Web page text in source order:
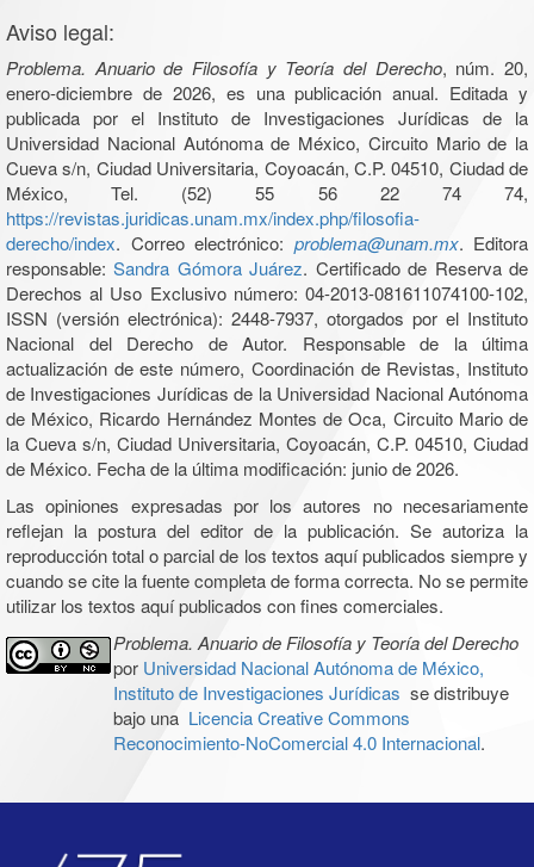
Aviso legal:
Problema. Anuario de Filosofía y Teoría del Derecho, núm. 20,
enero-diciembre de 2026, es una publicación anual. Editada y
publicada por el Instituto de Investigaciones Jurídicas de la
Universidad Nacional Autónoma de México, Circuito Mario de la
Cueva s/n, Ciudad Universitaria, Coyoacán, C.P. 04510, Ciudad de
México, Tel. (52) 55 56 22 74 74,
https://revistas.juridicas.unam.mx/index.php/filosofia-
derecho/index. Correo electrónico: problema@unam.mx. Editora
responsable:Sandra Gómora Juárez. Certificado de Reserva de
Derechos al Uso Exclusivo número: 04-2013-081611074100-102,
ISSN (versión electrónica): 2448-7937, otorgados por el Instituto
Nacional del Derecho de Autor. Responsable de la última
actualización de este número, Coordinación de Revistas, Instituto
de Investigaciones Jurídicas de la Universidad Nacional Autónoma
de México, Ricardo Hernández Montes de Oca, Circuito Mario de
la Cueva s/n, Ciudad Universitaria, Coyoacán, C.P. 04510, Ciudad
de México. Fecha de la última modificación: junio de 2026.
Las opiniones expresadas por los autores no necesariamente
reflejan la postura del editor de la publicación. Se autoriza la
reproducción total o parcial de los textos aquí publicados siempre y
cuando se cite la fuente completa de forma correcta. No se permite
utilizar los textos aquí publicados con fines comerciales.
Problema. Anuario de Filosofía y Teoría del Derecho
por Universidad Nacional Autónoma de México,
Instituto de Investigaciones Jurídicas se distribuye
bajo una Licencia Creative Commons
Reconocimiento-NoComercial 4.0 Internacional.